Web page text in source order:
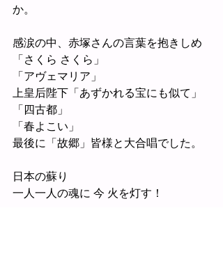
か。
感涙の中、赤塚さんの言葉を抱きしめ
「さくら さくら」
「アヴェマリア」
上皇后陛下「あずかれる宝にも似て」
「四古都」
「春よこい」
最後に「故郷」皆様と大合唱でした。
日本の蘇り
一人一人の魂に 今 火を灯す！